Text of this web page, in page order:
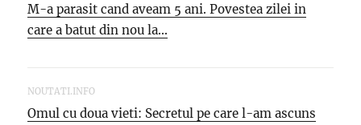
M-a parasit cand aveam 5 ani. Povestea zilei in
care a batut din nou la...
NOUTATI.INFO
Omul cu doua vieti: Secretul pe care l-am ascuns